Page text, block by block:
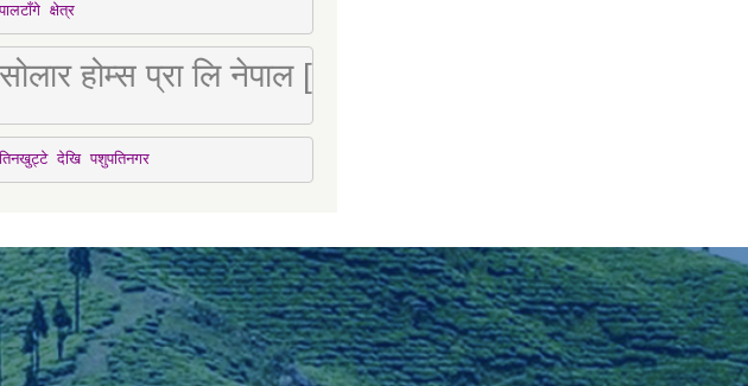
क्षेत्र
होम्स प्रा लि नेपाल [Mobile : 9851066274]
देखि पशुपतिनगर